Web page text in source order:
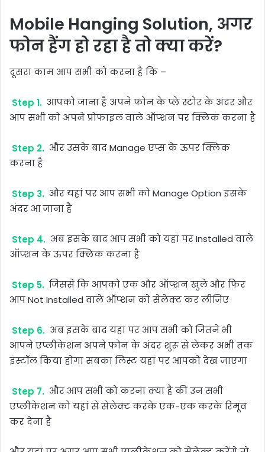
Mobile Hanging Solution, अगर
फोन हैंग हो रहा है तो क्या करें?
दूसरा काम आप सभी को करना है कि –
Step 1. आपको जाना है अपने फोन के प्ले स्टोर के अंदर और
आप सभी को अपने प्रोफाइल वाले ऑप्शन पर क्लिक करना है
Step 2. और उसके बाद Manage एप्स के ऊपर क्लिक
करना है
Step 3. और यहां पर आप सभी को Manage Option इसके
अंदर आ जाना है
Step 4. अब इसके बाद आप सभी को यहां पर Installed वाले
ऑप्शन के ऊपर क्लिक करना है
Step 5. जिससे कि आपको एक और ऑप्शन खुले और फिर
आप Not Installed वाले ऑप्शन को सेलेक्ट कर लीजिए
Step 6. अब इसके बाद यहां पर आप सभी को जितने भी
आपने एप्लीकेशन अपने फोन के अंदर शुरू से लेकर अभी तक
इंस्टॉल किया होगा सबका लिस्ट यहां पर आपको देख जाएगा
Step 7. और आप सभी को करना क्या है की उन सभी
एप्लीकेशन को यहां से सेलेक्ट करके एक-एक करके रिमूव
कर देना है